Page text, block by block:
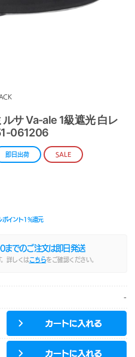
ルサ Va-ale 1級遮光 白レ
061206
即日出荷 SALE
ポイント1 %還元
までのご注文は即日発送
詳しくは こちらをご確認ください。
-